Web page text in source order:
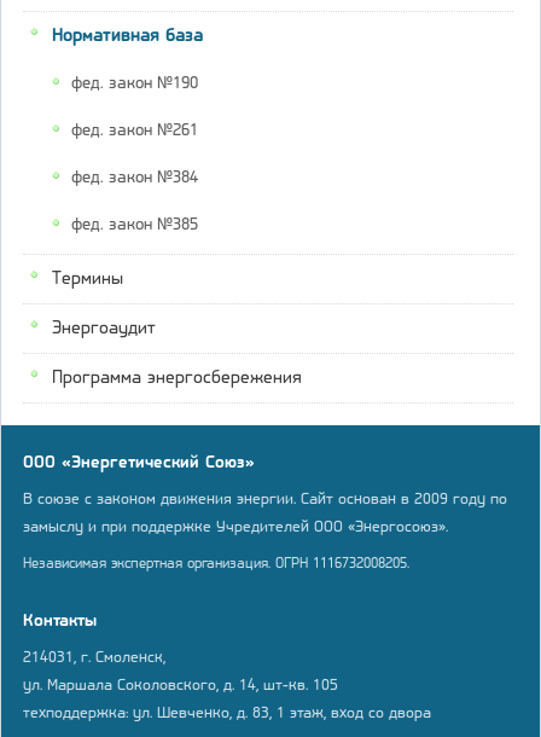
Нормативная база
фед. закон №190
фед. закон №261
фед. закон №384
фед. закон №385
Термины
Энергоаудит
Программа энергосбережения
ООО «Энергетический Союз»
В союзе с законом движения энергии. Сайт основан в 2009 году по
замыслу и при поддержке Учредителей ООО «Энергосоюз».
Независимая экспертная организация. ОГРН 1116732008205.
Контакты
214031, г. Смоленск,
ул. Маршала Соколовского, д. 14, шт-кв. 105
техподдержка: ул. Шевченко, д. 83, 1 этаж, вход со двора